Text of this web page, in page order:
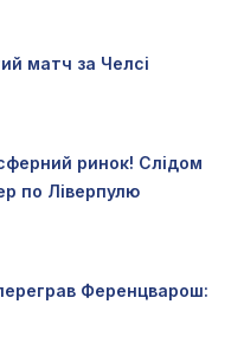
матч за Челсі
ринок! Слідом
по Ліверпулю
Ференцварош: